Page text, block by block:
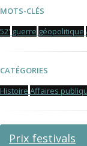
MOTS-CLÉS
52' guerre géopolitique
CATÉGORIES
Histoire Affaires
Prix festivals